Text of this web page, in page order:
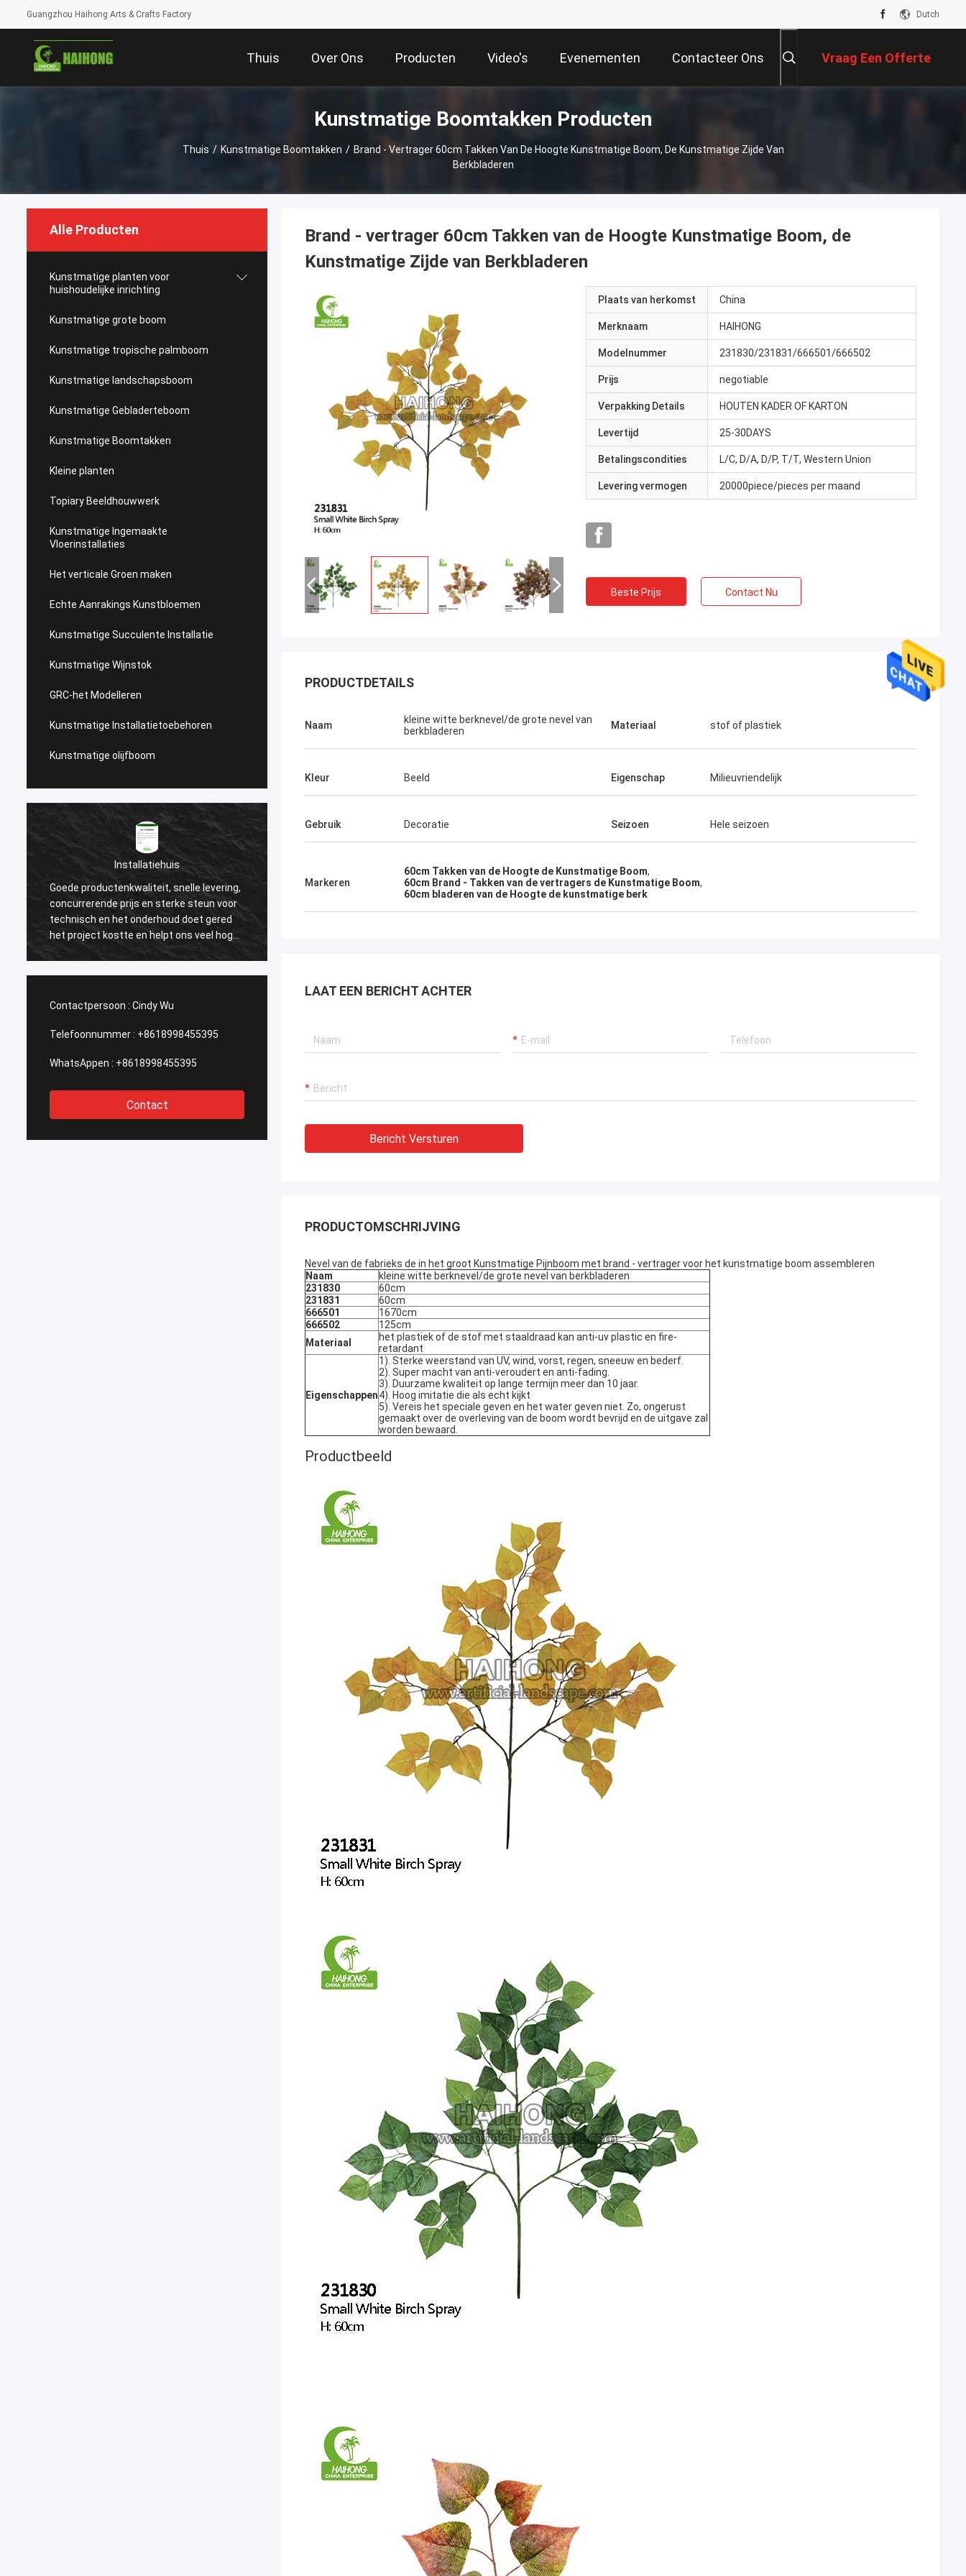
Guangzhou Haihong Arts & Crafts Factory Dutch
Thuis Over Ons Producten Video's Evenementen Contacteer Ons Vraag Een Offerte
Kunstmatige Boomtakken Producten
Thuis / Kunstmatige Boomtakken / Brand - Vertrager 60cm Takken Van De Hoogte Kunstmatige Boom, De Kunstmatige Zijde Van
Berkbladeren
Alle Producten
Kunstmatige planten voor
huishoudelijke inrichting
Kunstmatige grote boom
Kunstmatige tropische palmboom
Kunstmatige landschapsboom
Kunstmatige Gebladerteboom
Kunstmatige Boomtakken
Kleine planten
Topiary Beeldhouwwerk
Kunstmatige Ingemaakte
Vloerinstallaties
Het verticale Groen maken
Echte Aanrakings Kunstbloemen
Kunstmatige Succulente Installatie
Kunstmatige Wijnstok
GRC-het Modelleren
Kunstmatige Installatietoebehoren
Kunstmatige olijfboom
Installatiehuis
Goede productenkwaliteit, snelle levering,
concurrerende prijs en sterke steun voor
technisch en het onderhoud doet gered
het project kostte en helpt ons veel hoge
reputaties van onze klant winnen. Nu
samenwerking in het verleden de dagen.
Groene Geest
Wij selecteerden Haihong-bedrijf na het
tot technische vereisten om
concurrerende prijs te krijgen.
Contactpersoon : Cindy Wu
Telefoonnummer : +8618998455395
WhatsAppen : +8618998455395
Contact
Brand - vertrager 60cm Takken van de Hoogte Kunstmatige Boom, de
Kunstmatige Zijde van Berkbladeren
Plaats van herkomst China
Merknaam HAIHONG
Modelnummer 231830/231831/666501/666502
Prijs negotiable
Verpakking Details HOUTEN KADER OF KARTON
Levertijd 25-30DAYS
Betalingscondities L/C, D/A, D/P, T/T, Western Union
Levering vermogen 20000piece/pieces per maand
Beste Prijs Contact Nu
PRODUCTDETAILS
Naam
kleine witte berknevel/de grote nevel van
berkbladeren
Materiaal stof of plastiek
Kleur Beeld Eigenschap Milieuvriendelijk
Gebruik Decoratie Seizoen Hele seizoen
Markeren
60cm Takken van de Hoogte de Kunstmatige Boom,
60cm Brand - Takken van de vertragers de Kunstmatige Boom,
60cm bladeren van de Hoogte de kunstmatige berk
LAAT EEN BERICHT ACHTER
Bericht Versturen
PRODUCTOMSCHRIJVING
Nevel van de fabrieks de in het groot Kunstmatige Pijnboom met brand - vertrager voor het kunstmatige boom assembleren
Naam
kleine witte berknevel/de grote nevel van berkbladeren
231830
60cm
231831
60cm
666501
1670cm
666502
125cm
Materiaal
het plastiek of de stof met staaldraad kan anti-uv plastic en fire-
retardant
Eigenschappen
1). Sterke weerstand van UV, wind, vorst, regen, sneeuw en bederf.
2). Super macht van anti-veroudert en anti-fading.
3). Duurzame kwaliteit op lange termijn meer dan 10 jaar.
4). Hoog imitatie die als echt kijkt
5). Vereis het speciale geven en het water geven niet. Zo, ongerust
gemaakt over de overleving van de boom wordt bevrijd en de uitgave zal
worden bewaard.
Productbeeld